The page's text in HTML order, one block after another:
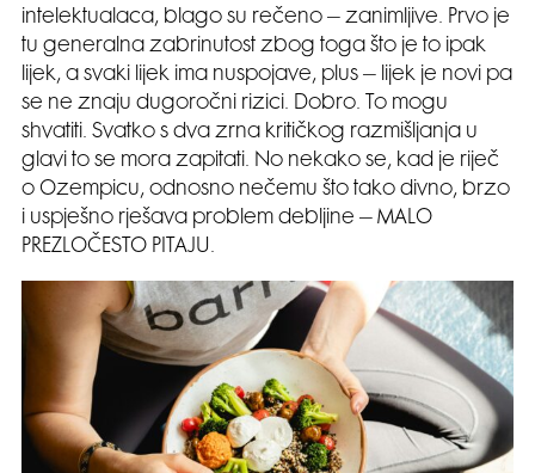
intelektualaca, blago su rečeno – zanimljive. Prvo je
tu generalna zabrinutost zbog toga što je to ipak
lijek, a svaki lijek ima nuspojave, plus – lijek je novi pa
se ne znaju dugoročni rizici. Dobro. To mogu
shvatiti. Svatko s dva zrna kritičkog razmišljanja u
glavi to se mora zapitati. No nekako se, kad je riječ
o Ozempicu, odnosno nečemu što tako divno, brzo
i uspješno rješava problem debljine – MALO
PREZLOČESTO PITAJU.